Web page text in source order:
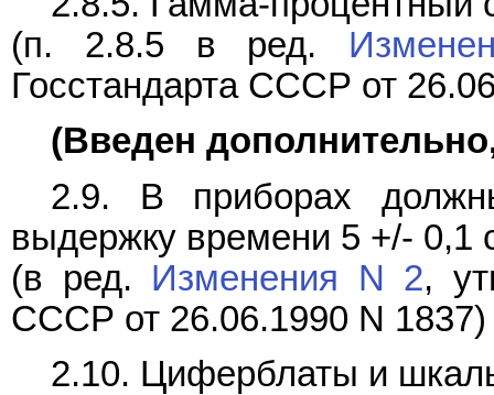
(п. 2.8.5 в ред.
Госстандарта СССР от
(Введен
2.9. В приборах
выдержку времени 5 +/- 0,1
(в ред. Изменения N 2,
СССР от 26.06.1990 N 1837)
2.10. Циферблаты и